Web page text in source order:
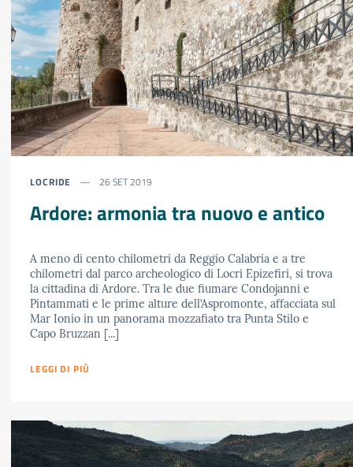
LOCRIDE 26 SET 2019
Ardore: armonia tra nuovo e antico
A meno di cento chilometri da Reggio Calabria e a tre
chilometri dal parco archeologico di Locri Epizefiri, si trova
la cittadina di Ardore. Tra le due fiumare Condojanni e
Pintammati e le prime alture dell’Aspromonte, affacciata sul
Mar Ionio in un panorama mozzafiato tra Punta Stilo e
Capo Bruzzan [...]
LEGGI DI PIÙ